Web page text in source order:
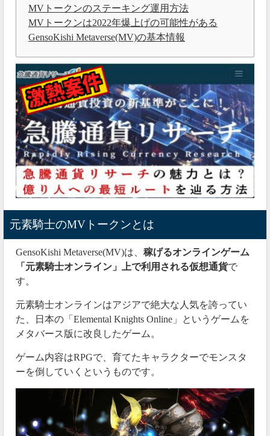
MVトークンのステーキング運用方法
MVトークンは2022年爆上げの可能性がある
GensoKishi Metaverse(MV)の基本情報
元素騎士のMVトークンとは
GensoKishi Metaverse(MV)は、 稼げるオンラインゲーム
「元素騎士オンライン」上で利用される仮想通貨で
す。
元素騎士オンラインはアジアで絶大な人気を誇ってい
た、日本の「Elemental Knights Online」というゲームを
メタバース版に改良したゲーム。
ゲーム内容はRPGで、育てたキャラクターでモンスタ
ーを倒していくというものです。